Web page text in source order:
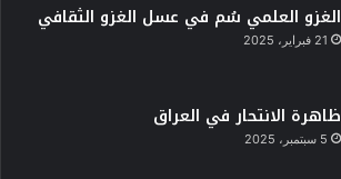
الغزو العلمي سُم في عسل الغزو الثقافي
21 فبراير، 2025
ظاهرة الانتحار في العراق
5 سبتمبر، 2025